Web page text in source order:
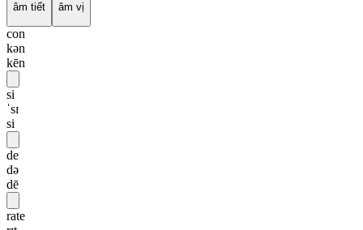
âm tiết âm vị
con
kən
kēn
si
ˈsɪ
si
de
də
dē
rate